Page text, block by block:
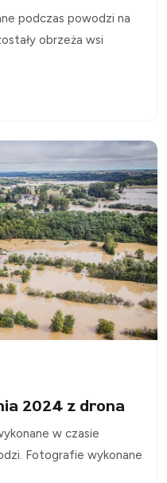
podczas powodzi na
obrzeża wsi
2024 z drona
w czasie
Fotografie wykonane